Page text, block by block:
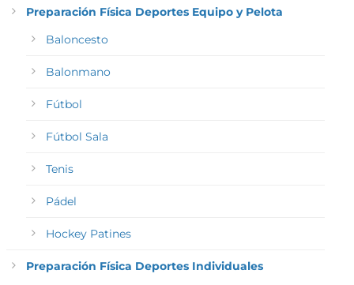
Preparación Física Deportes Equipo y Pelota
Baloncesto
Balonmano
Fútbol
Fútbol Sala
Tenis
Pádel
Hockey Patines
Preparación Física Deportes Individuales